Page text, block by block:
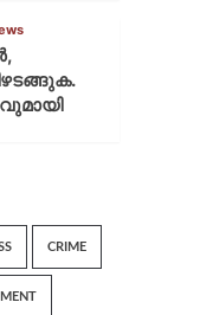
CRIME